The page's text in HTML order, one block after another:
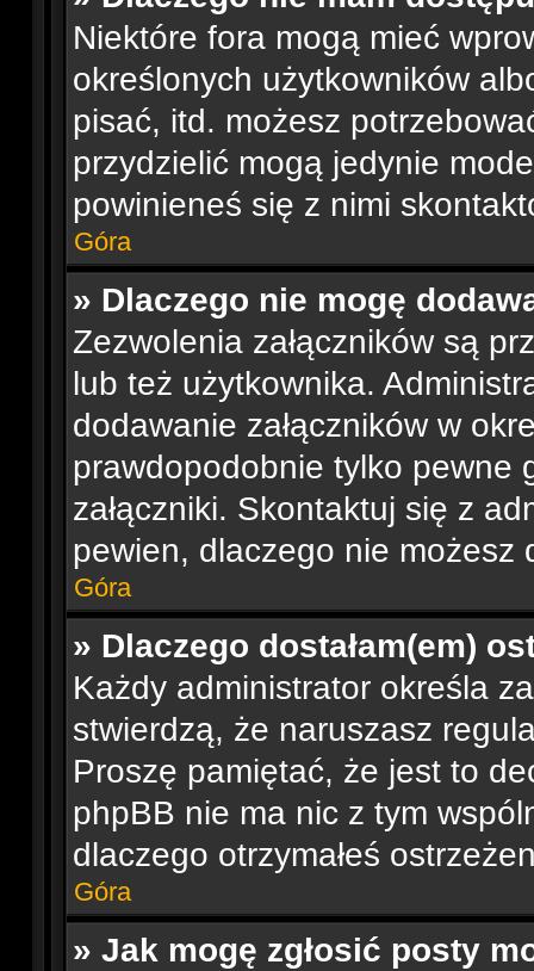
Niektóre fora mogą mieć
określonych użytkowników
pisać, itd. możesz
przydzielić mogą jedynie
powinieneś się z nimi
Góra
» Dlaczego nie mogę
Zezwolenia załączników są
lub też użytkownika.
dodawanie załączników w
prawdopodobnie tylko pewne
załączniki. Skontaktuj się z
pewien, dlaczego nie możesz
Góra
» Dlaczego dostałam(em)
Każdy administrator określa
stwierdzą, że naruszasz
Proszę pamiętać, że jest to
phpBB nie ma nic z tym
dlaczego otrzymałeś
Góra
» Jak mogę zgłosić posty